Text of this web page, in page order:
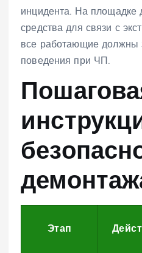
инцидента. На площадке
средства для связи с
все работающие должны
поведения при ЧП.
Этап